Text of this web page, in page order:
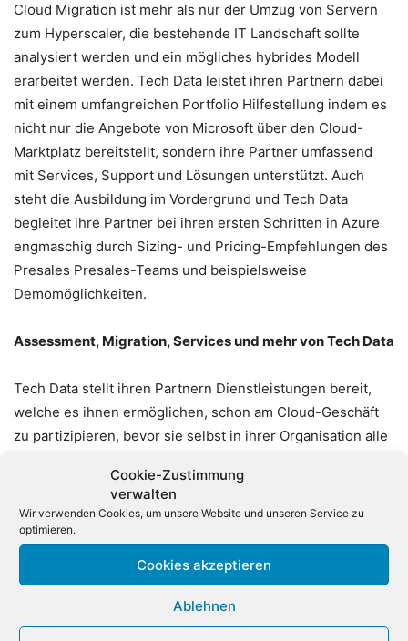
Cookie-Zustimmung
verwalten
Wir verwenden Cookies, um unsere Website und unseren Service zu
optimieren.
Cookies akzeptieren
Ablehnen
Cloud Migration ist mehr als nur der Umzug von Servern
zum Hyperscaler, die bestehende IT Landschaft sollte
analysiert werden und ein mögliches hybrides Modell
erarbeitet werden. Tech Data leistet ihren Partnern dabei
mit einem umfangreichen Portfolio Hilfestellung indem es
nicht nur die Angebote von Microsoft über den Cloud-
Marktplatz bereitstellt, sondern ihre Partner umfassend
mit Services, Support und Lösungen unterstützt. Auch
steht die Ausbildung im Vordergrund und Tech Data
begleitet ihre Partner bei ihren ersten Schritten in Azure
engmaschig durch Sizing- und Pricing-Empfehlungen des
Presales Presales-Teams und beispielsweise
Demomöglichkeiten.
Assessment, Migration, Services und mehr von Tech Data
Tech Data stellt ihren Partnern Dienstleistungen bereit,
welche es ihnen ermöglichen, schon am Cloud-Geschäft
zu partizipieren, bevor sie selbst in ihrer Organisation alle
Cloud Migration Programm“ ist ein modular aufgebauter
Service, der ganzheitlich oder auch partiell für
erfolgreiche Azure Migrationen genutzt werden kann.
Auch stellt Tech Data Spezialisten, die mit diversen
Whitelabel-Services wie Assessments,
Preiskalkulierungen und Design-Workshops unterstützen.